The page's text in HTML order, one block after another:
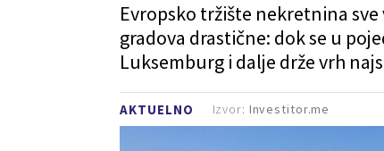
AKTUELNO
Evropsko tržište nekretnina
gradova drastične: dok se u
Luksemburg i dalje drže vrh
Izvor: Investitor.me